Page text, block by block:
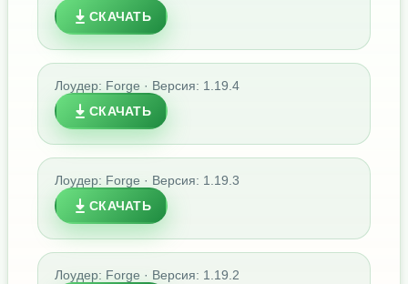
СКАЧАТЬ
Лоудер: Forge · Версия: 1.19.4
СКАЧАТЬ
Лоудер: Forge · Версия: 1.19.3
СКАЧАТЬ
Лоудер: Forge · Версия: 1.19.2